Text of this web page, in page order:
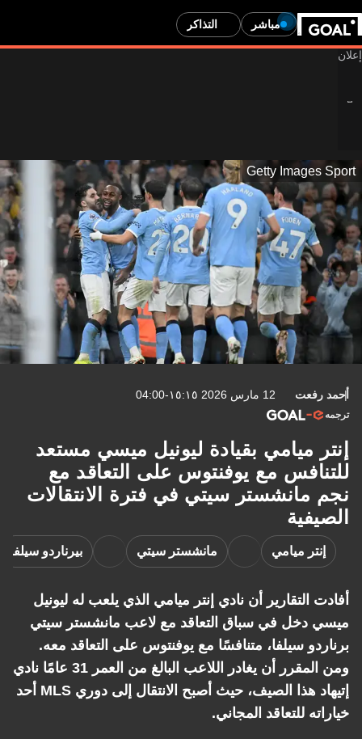
مباشر التذاكر
Getty Images Sport
أحمد رفعت 12 مارس 2026 ١٥:١٥-04:00
ترجمه
إنتر ميامي بقيادة ليونيل ميسي مستعد
للتنافس مع يوفنتوس على التعاقد مع
نجم مانشستر سيتي في فترة الانتقالات
الصيفية
إنتر ميامي مانشستر سيتي بيرناردو سيلفا
أفادت التقارير أن نادي إنتر ميامي الذي يلعب له ليونيل
ميسي دخل في سباق التعاقد مع لاعب مانشستر سيتي
برناردو سيلفا، متنافسًا مع يوفنتوس على التعاقد معه.
ومن المقرر أن يغادر اللاعب البالغ من العمر 31 عامًا نادي
إتيهاد هذا الصيف، حيث أصبح الانتقال إلى دوري MLS أحد
خياراته للتعاقد المجاني.